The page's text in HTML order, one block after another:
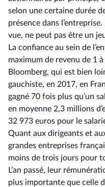
selon une certaine durée
présence dans
vue, ne peut pas être un
La confiance au sein de
maximum de revenu de 1
Bloomberg, qui est bien
gauchiste, en 2017, en
gagné 70 fois plus qu’un
en moyenne 2,3 millions
32 973 euros pour le
Quant aux dirigeants et
grandes entreprises
moins de trois jours pour
L’an passé, leur
plus importante que celle